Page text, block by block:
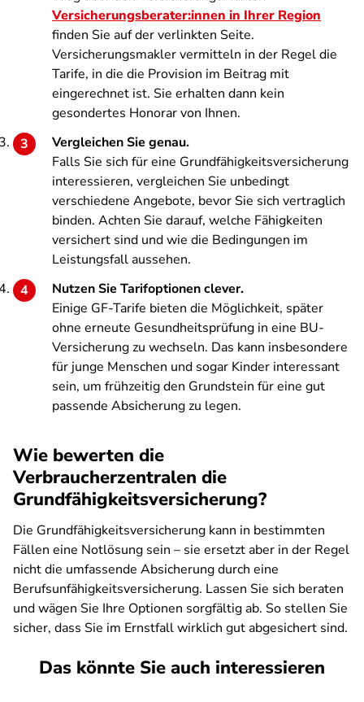
Versicherungsberater:innen in Ihrer Region
finden Sie auf der verlinkten Seite.
Versicherungsmakler vermitteln in der Regel die
Tarife, in die die Provision im Beitrag mit
eingerechnet ist. Sie erhalten dann kein
gesondertes Honorar von Ihnen.
Vergleichen Sie genau.
Falls Sie sich für eine Grundfähigkeitsversicherung
interessieren, vergleichen Sie unbedingt
verschiedene Angebote, bevor Sie sich vertraglich
binden. Achten Sie darauf, welche Fähigkeiten
versichert sind und wie die Bedingungen im
Leistungsfall aussehen.
Nutzen Sie Tarifoptionen clever.
Einige GF-Tarife bieten die Möglichkeit, später
ohne erneute Gesundheitsprüfung in eine BU-
Versicherung zu wechseln. Das kann insbesondere
für junge Menschen und sogar Kinder interessant
sein, um frühzeitig den Grundstein für eine gut
passende Absicherung zu legen.
Wie bewerten die
Verbraucherzentralen die
Grundfähigkeitsversicherung?
Die Grundfähigkeitsversicherung kann in bestimmten
Fällen eine Notlösung sein – sie ersetzt aber in der Regel
nicht die umfassende Absicherung durch eine
Berufsunfähigkeitsversicherung. Lassen Sie sich beraten
und wägen Sie Ihre Optionen sorgfältig ab. So stellen Sie
sicher, dass Sie im Ernstfall wirklich gut abgesichert sind.
Das könnte Sie auch interessieren